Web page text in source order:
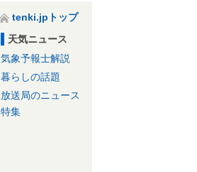
tenki.jpトップ
天気ニュース
気象予報士解説
暮らしの話題
放送局のニュース
特集